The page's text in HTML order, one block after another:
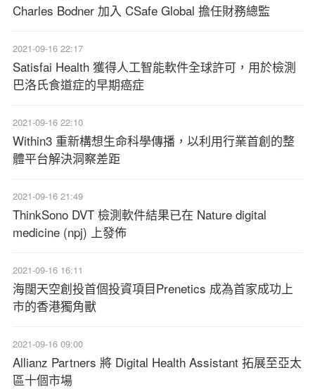
Charles Bodner 加入 CSafe Global 擔任財務總監
2021-09-16 22:17
Satisfai Health 獲得人工智能軟件全球許可，用於檢測
巴洛氏食道症的早期癌症
2021-09-16 22:10
Within3 重新構想生命科學傳播，以利用行業首創的整
體平台解決洞察差距
2021-09-16 21:49
ThinkSono DVT 檢測軟件結果已在 Nature digital
medicine (npj) 上發佈
2021-09-16 16:11
海闊天空創投首個投資項目Prenetics 成為首家成功上
市的香港獨角獸
2021-09-16 09:00
Allianz Partners 將 Digital Health Assistant 拓展至亞太
區十個市場